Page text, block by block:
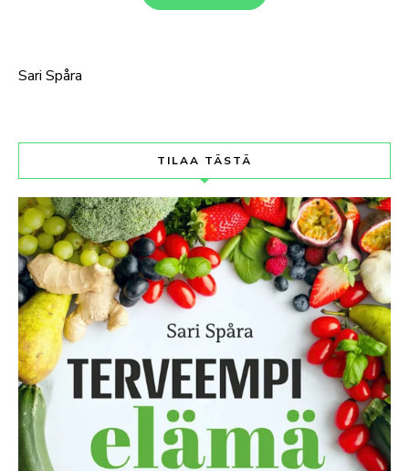
Sari Spåra
TILAA TÄSTÄ